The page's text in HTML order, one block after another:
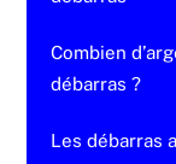
Combien
débarras ?
Les débarras